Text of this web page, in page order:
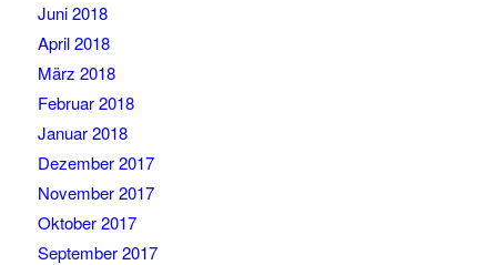
Juni 2018
April 2018
März 2018
Februar 2018
Januar 2018
Dezember 2017
November 2017
Oktober 2017
September 2017